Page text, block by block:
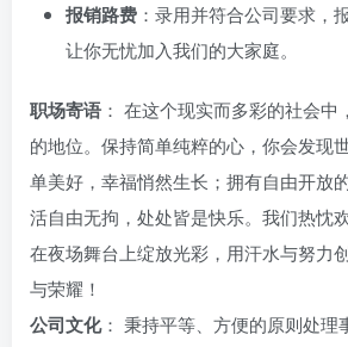
报销路费 ：录用并符合公司要求，
让你无忧加入我们的大家庭。
职场寄语 ： 在这个现实而多彩的社会
的地位。保持简单纯粹的心，你会发现
单美好，幸福悄然生长；拥有自由开放
活自由无拘，处处皆是快乐。我们热忱
在夜场舞台上绽放光彩，用汗水与努力
与荣耀！
公司文化： 秉持平等、方便的原则处理